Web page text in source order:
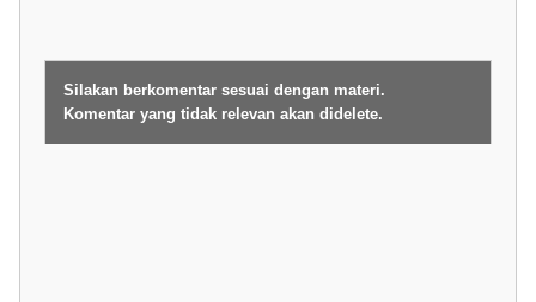
Silakan berkomentar sesuai dengan materi.
Komentar yang tidak relevan akan didelete.